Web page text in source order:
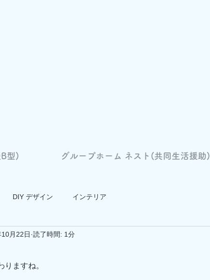
型) グループホーム ネスト(共同生活援助)
DIY デザイン インテリア
月22日 読了時間: 1分
りますね。